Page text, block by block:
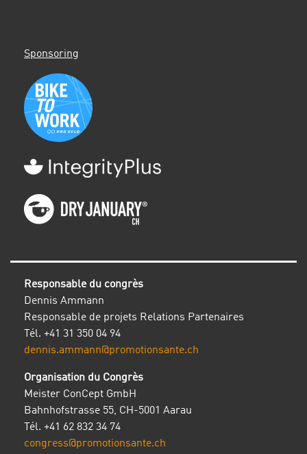
Sponsoring
Responsable du congrès
Dennis Ammann
Responsable de projets Relations Partenaires
Tél. +41 31 350 04 94
dennis.ammann@promotionsante.ch
Organisation du Congrès
Meister ConCept GmbH
Bahnhofstrasse 55, CH-5001 Aarau
Tél. +41 62 832 34 74
congress@promotionsante.ch